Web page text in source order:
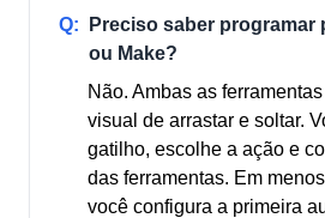
Q:
Preciso saber programar
ou Make?
Não. Ambas as
visual de arrastar e soltar.
gatilho, escolhe a ação e
das ferramentas. Em
você configura a primeira